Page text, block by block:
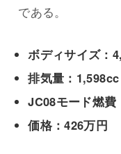
である。
ボディサイズ：
排気量：1,598cc
JC08モード燃
価格：426万円